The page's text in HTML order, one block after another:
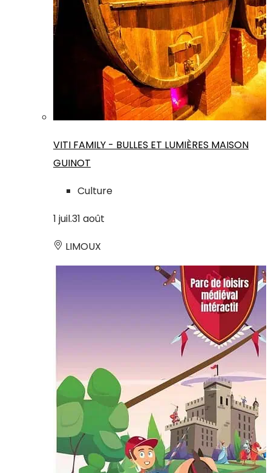
VITI FAMILY - BULLES ET LUMIÈRES MAISON
GUINOT
Culture
1 juil.31 août
LIMOUX